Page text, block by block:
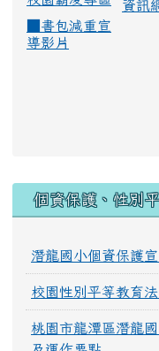
資訊
書包減重宣
導影片
個資保護、性別
潛龍國小個資保護
校園性別平等教育
桃園市龍潭區潛龍